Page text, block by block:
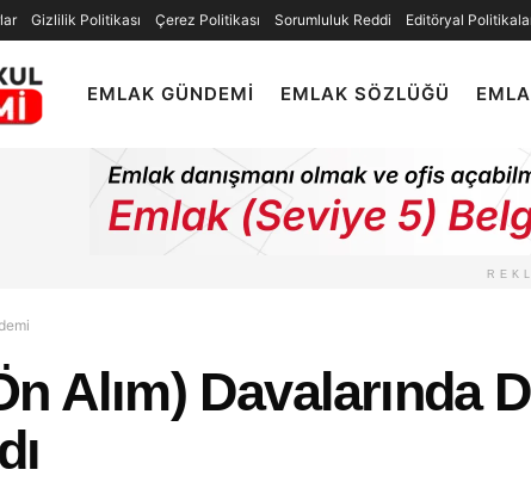
Gizlilik Politikası Çerez Politikası Sorumluluk Reddi Editöryal
EMLAK GÜNDEMI EMLAK SÖZLÜĞÜ
Alım) Davalarında